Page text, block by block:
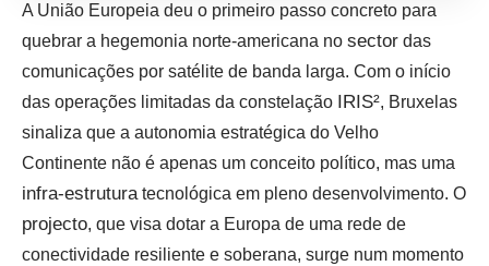
A União Europeia deu o primeiro passo concreto para
quebrar a hegemonia norte-americana no sector das
comunicações por satélite de banda larga. Com o início
das operações limitadas da constelação
IRIS², Bruxelas
sinaliza que a autonomia estratégica do Velho
Continente não é apenas um conceito político, mas uma
infra-estruturatecnológica em pleno desenvolvimento. O
projecto, que visa dotar a Europa de uma rede de
conectividade resiliente e soberana, surge num momento